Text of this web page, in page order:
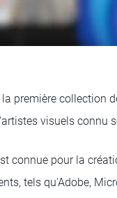
première collection
visuels connu
connue pour la
tels qu'Adobe,